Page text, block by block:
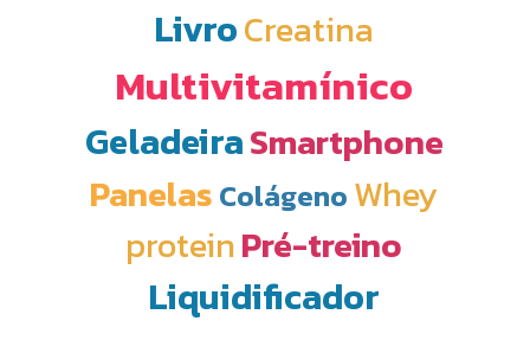
LivroCreatina
Multivitamínico
GeladeiraSmartphone
Panelas Colágeno Whey
proteinPré-treino
Liquidificador